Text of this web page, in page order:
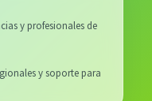
y profesionales de
y soporte para